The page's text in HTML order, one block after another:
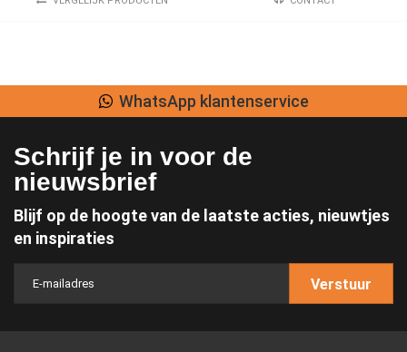
WhatsApp klantenservice
Schrijf je in voor de
nieuwsbrief
Blijf op de hoogte van de laatste acties, nieuwtjes
en inspiraties
Verstuur